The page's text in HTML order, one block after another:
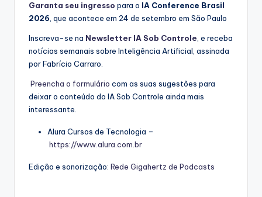
Garanta seu ingresso para o IA Conference Brasil
2026, que acontece em 24 de setembro em São Paulo
Inscreva-se na Newsletter IA Sob Controle⁠⁠, e receba
notícias semanais sobre Inteligência Artificial, assinada
por Fabrício Carraro.
⁠⁠Preencha o formulário⁠⁠ com as suas sugestões para
deixar o conteúdo do IA Sob Controle ainda mais
interessante.
Alura Cursos de Tecnologia –
⁠⁠https://www.alura.com.br⁠⁠
Edição e sonorização: ⁠⁠Rede Gigahertz de Podcasts